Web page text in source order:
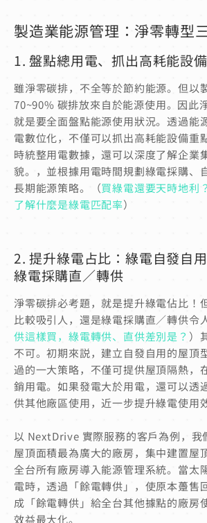
製造業能源管理：淨零轉型
1. 盤點總用電、抓出高耗能設備
雖淨零碳排，不全等於節約能源。但以
70~90% 碳排放來自於能源使用。因此
就是要全面盤點能源使用狀況。透過能
電數位化，不僅可以抓出高耗能設備重
時統整用電數據，還可以深度了解企業
貌。，並根據用電時間規劃綠電採購、
長期能源策略。（買綠電還要天時地利
了解什麼是綠電匹配率）
2. 提升綠電占比：綠電自發自
綠電採購直／轉供
淨零碳排必考題，就是提升綠電佔比！
比較吸引人，還是綠電採購直／轉供令
供這樣買，綠電轉供、直供差別是？ ）
不可。初期來説，建立自發自用的屋頂
過的一大策略，不僅可提供屋頂隔熱，
銷用電。如果發電大於用電，還可以透
供其他廠區使用，近一步提升綠電使用
以 NextDrive 實際服務的客戶為例，我
屋頂面積最為廣大的廠房，集中建置屋
全台所有廠房導入能源管理系統。當太
電時，透過「餘電轉供」，使原本躉售
成「餘電轉供」給全台其他據點的廠房
效益最大化。